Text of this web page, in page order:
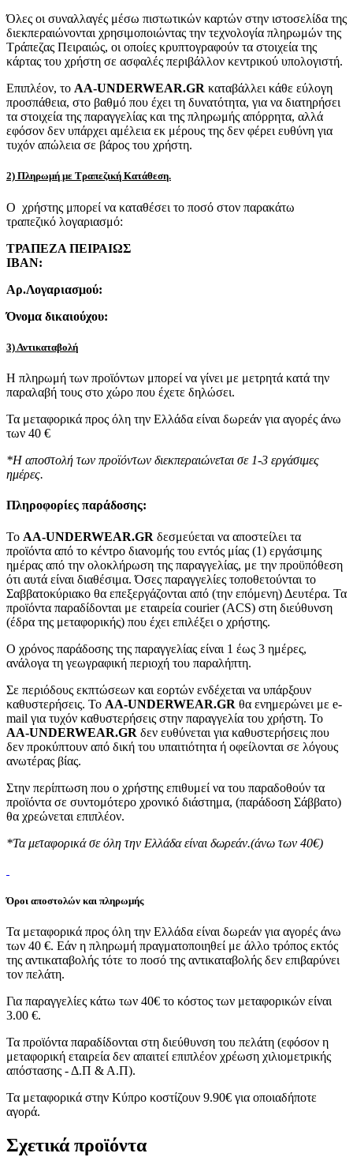
Όλες οι συναλλαγές μέσω πιστωτικών καρτών στην ιστοσελίδα της
διεκπεραιώνονται χρησιμοποιώντας την τεχνολογία πληρωμών της
Τράπεζας Πειραιώς, οι οποίες κρυπτογραφούν τα στοιχεία της
κάρτας του χρήστη σε ασφαλές περιβάλλον κεντρικού υπολογιστή.
Επιπλέον, το AA-UNDERWEAR.GR καταβάλλει κάθε εύλογη
προσπάθεια, στο βαθμό που έχει τη δυνατότητα, για να διατηρήσει
τα στοιχεία της παραγγελίας και της πληρωμής απόρρητα, αλλά
εφόσον δεν υπάρχει αμέλεια εκ μέρους της δεν φέρει ευθύνη για
τυχόν απώλεια σε βάρος του χρήστη.
2) Πληρωμή με Τραπεζική Κατάθεση.
Ο χρήστης μπορεί να καταθέσει το ποσό στον παρακάτω
τραπεζικό λογαριασμό:
ΤΡΑΠΕΖΑ ΠΕΙΡΑΙΩΣ
IBAN:
Αρ.Λογαριασμού:
Όνομα δικαιούχου:
3) Αντικαταβολή
Η πληρωμή των προϊόντων μπορεί να γίνει με μετρητά κατά την
παραλαβή τους στο χώρο που έχετε δηλώσει.
Τα μεταφορικά προς όλη την Ελλάδα είναι δωρεάν για αγορές άνω
των 40 €
*Η αποστολή των προϊόντων διεκπεραιώνεται σε 1-3 εργάσιμες
ημέρες.
Πληροφορίες παράδοσης:
To AA-UNDERWEAR.GR δεσμεύεται να αποστείλει τα
προϊόντα από το κέντρο διανομής του εντός μίας (1) εργάσιμης
ημέρας από την ολοκλήρωση της παραγγελίας, με την προϋπόθεση
ότι αυτά είναι διαθέσιμα. Όσες παραγγελίες τοποθετούνται το
Σαββατοκύριακο θα επεξεργάζονται από (την επόμενη) Δευτέρα. Τα
προϊόντα παραδίδονται με εταιρεία courier (ACS) στη διεύθυνση
(έδρα της μεταφορικής) που έχει επιλέξει ο χρήστης.
Ο χρόνος παράδοσης της παραγγελίας είναι 1 έως 3 ημέρες,
ανάλογα τη γεωγραφική περιοχή του παραλήπτη.
Σε περιόδους εκπτώσεων και εορτών ενδέχεται να υπάρξουν
καθυστερήσεις. Το AA-UNDERWEAR.GR θα ενημερώνει με e-
mail για τυχόν καθυστερήσεις στην παραγγελία του χρήστη. Το
AA-UNDERWEAR.GR δεν ευθύνεται για καθυστερήσεις που
δεν προκύπτουν από δική του υπαιτιότητα ή οφείλονται σε λόγους
ανωτέρας βίας.
Στην περίπτωση που ο χρήστης επιθυμεί να του παραδοθούν τα
προϊόντα σε συντομότερο χρονικό διάστημα, (παράδοση Σάββατο)
θα χρεώνεται επιπλέον.
*Τα μεταφορικά σε όλη την Ελλάδα είναι δωρεάν.(άνω των 40€)
Όροι αποστολών και πληρωμής
Τα μεταφορικά προς όλη την Ελλάδα είναι δωρεάν για αγορές άνω
των 40 €. Εάν η πληρωμή πραγματοποιηθεί με άλλο τρόπος εκτός
της αντικαταβολής τότε το ποσό της αντικαταβολής δεν επιβαρύνει
τον πελάτη.
Για παραγγελίες κάτω των 40€ το κόστος των μεταφορικών είναι
3.00 €.
Τα προϊόντα παραδίδονται στη διεύθυνση του πελάτη (εφόσον η
μεταφορική εταιρεία δεν απαιτεί επιπλέον χρέωση χιλιομετρικής
απόστασης - Δ.Π & Α.Π).
Τα μεταφορικά στην Κύπρο κοστίζουν 9.90€ για οποιαδήποτε
αγορά.
Σχετικά προϊόντα